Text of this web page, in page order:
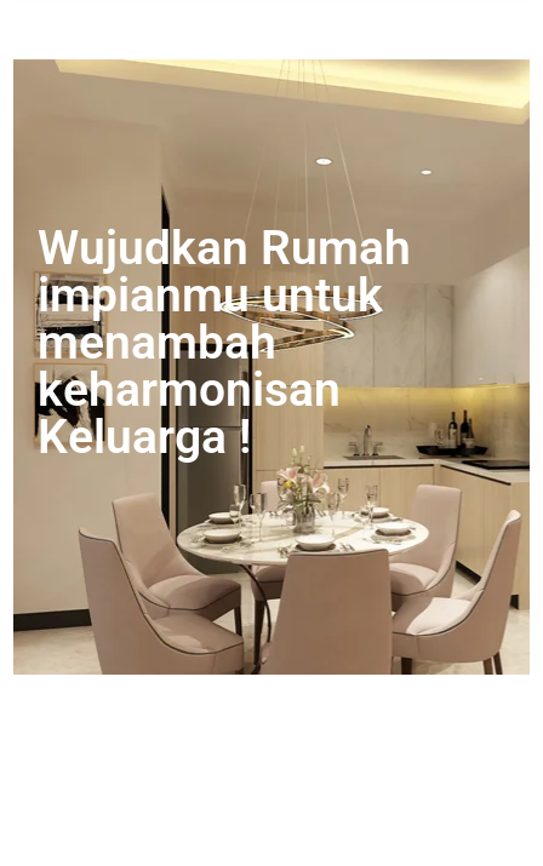
Wujudkan Rumah
impianmu untuk
menambah
keharmonisan
Keluarga !